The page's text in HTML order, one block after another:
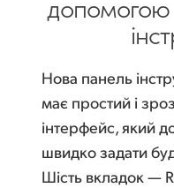
допомогою
Нова панель
має простий і
інтерфейс, який
швидко задати
Шість вкладок —